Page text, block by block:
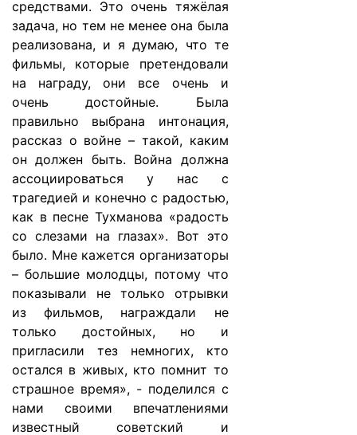
средствами. Это очень тяжёлая
задача, но тем не менее она была
реализована, и я думаю, что те
фильмы, которые претендовали
на награду, они все очень и
очень достойные. Была
правильно выбрана интонация,
рассказ о войне – такой, каким
он должен быть. Война должна
ассоциироваться у нас с
трагедией и конечно с радостью,
как в песне Тухманова «радость
со слезами на глазах». Вот это
было. Мне кажется организаторы
– большие молодцы, потому что
показывали не только отрывки
из фильмов, награждали не
только достойных, но и
пригласили тез немногих, кто
остался в живых, кто помнит то
страшное время», - поделился с
нами своими впечатлениями
известный советский и